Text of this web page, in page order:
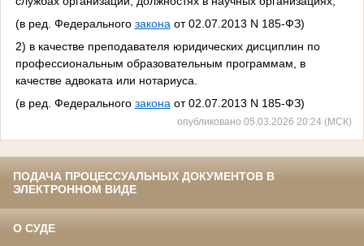
(в ред. Федерального закона от 02.07.2013 N 185-ФЗ)
2) в качестве преподавателя юридических дисциплин по
профессиональным образовательным программам, в
качестве адвоката или нотариуса.
(в ред. Федерального закона от 02.07.2013 N 185-ФЗ)
опубликовано 05.03.2026 20:24 (МСК)
ПОДАЧА ПРОЦЕССУАЛЬНЫХ ДОКУМЕНТОВ В
ЭЛЕКТРОННОМ ВИДЕ
О СУДЕ